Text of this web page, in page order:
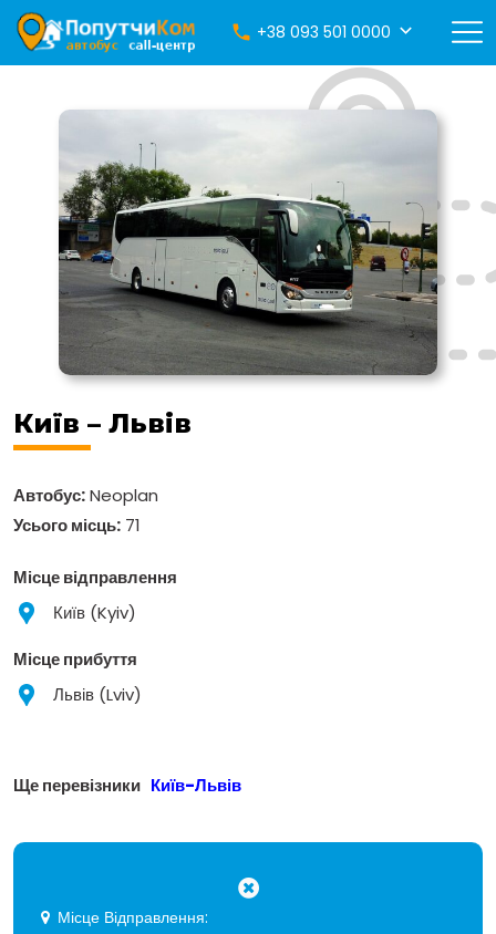
+38 093 501 0000
Київ – Львів
Автобус:Neoplan
Усього місць: 71
Місце відправлення
Київ (Kyiv)
Місце прибуття
Львів (Lviv)
Ще перевізники Київ-Львів
Місце Відправлення: